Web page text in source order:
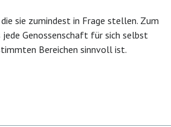
sie zumindest in Frage stellen. Zum
jede Genossenschaft für sich selbst
Bereichen sinnvoll ist.